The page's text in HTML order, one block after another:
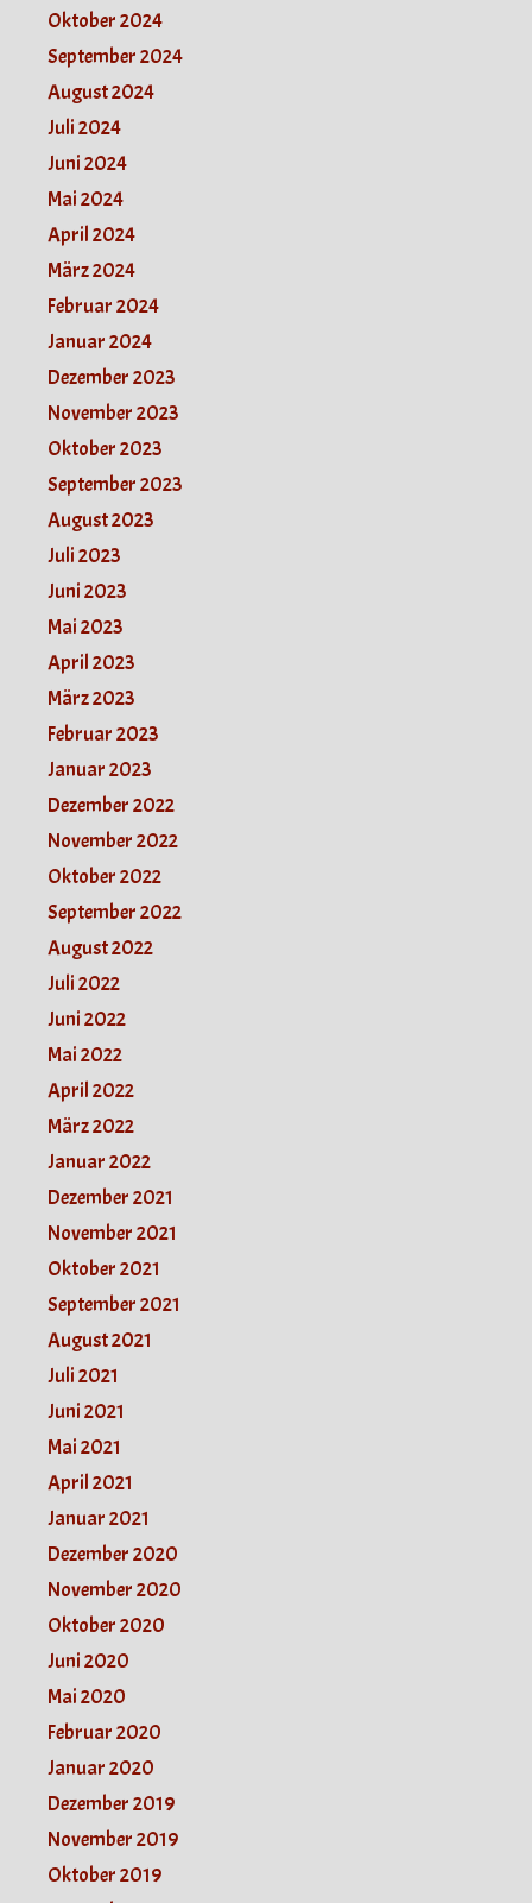
Oktober 2024
September 2024
August 2024
Juli 2024
Juni 2024
Mai 2024
April 2024
März 2024
Februar 2024
Januar 2024
Dezember 2023
November 2023
Oktober 2023
September 2023
August 2023
Juli 2023
Juni 2023
Mai 2023
April 2023
März 2023
Februar 2023
Januar 2023
Dezember 2022
November 2022
Oktober 2022
September 2022
August 2022
Juli 2022
Juni 2022
Mai 2022
April 2022
März 2022
Januar 2022
Dezember 2021
November 2021
Oktober 2021
September 2021
August 2021
Juli 2021
Juni 2021
Mai 2021
April 2021
Januar 2021
Dezember 2020
November 2020
Oktober 2020
Juni 2020
Mai 2020
Februar 2020
Januar 2020
Dezember 2019
November 2019
Oktober 2019